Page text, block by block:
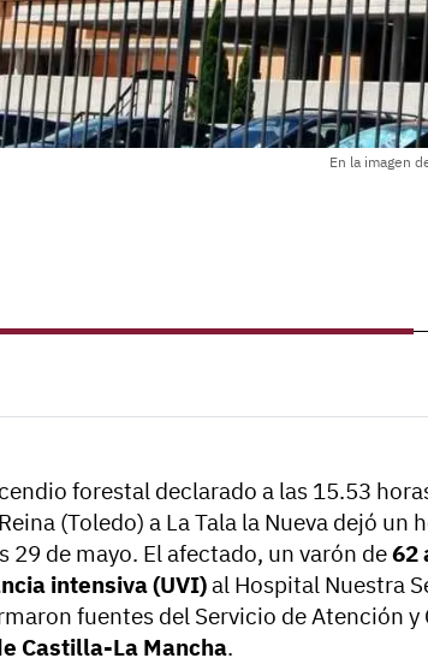
En la imagen
forestal declarado a las 15.53
(Toledo) a La Tala la Nueva dejó
29 de mayo. El afectado, un varón de62
intensiva (UVI)al Hospital Nuestra
fuentes del Servicio de Atención
Castilla-La Mancha.